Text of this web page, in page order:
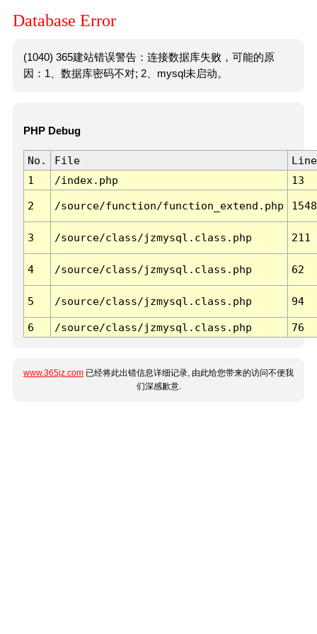
Database Error
(1040) 365建站错误警告：连接数据库失败，可能的原
因：1、数据库密码不对; 2、mysql未启动。
PHP Debug
No. File
Line
1
/index.php 13
2 /source/function/function_extend.php 1548
3 /source/class/jzmysql.class.php 211
4 /source/class/jzmysql.class.php 62
5 /source/class/jzmysql.class.php 94
6 /source/class/jzmysql.class.php 76
www.365jz.com 已经将此出错信息详细记录, 由此给您带来的访问不便我
们深感歉意.